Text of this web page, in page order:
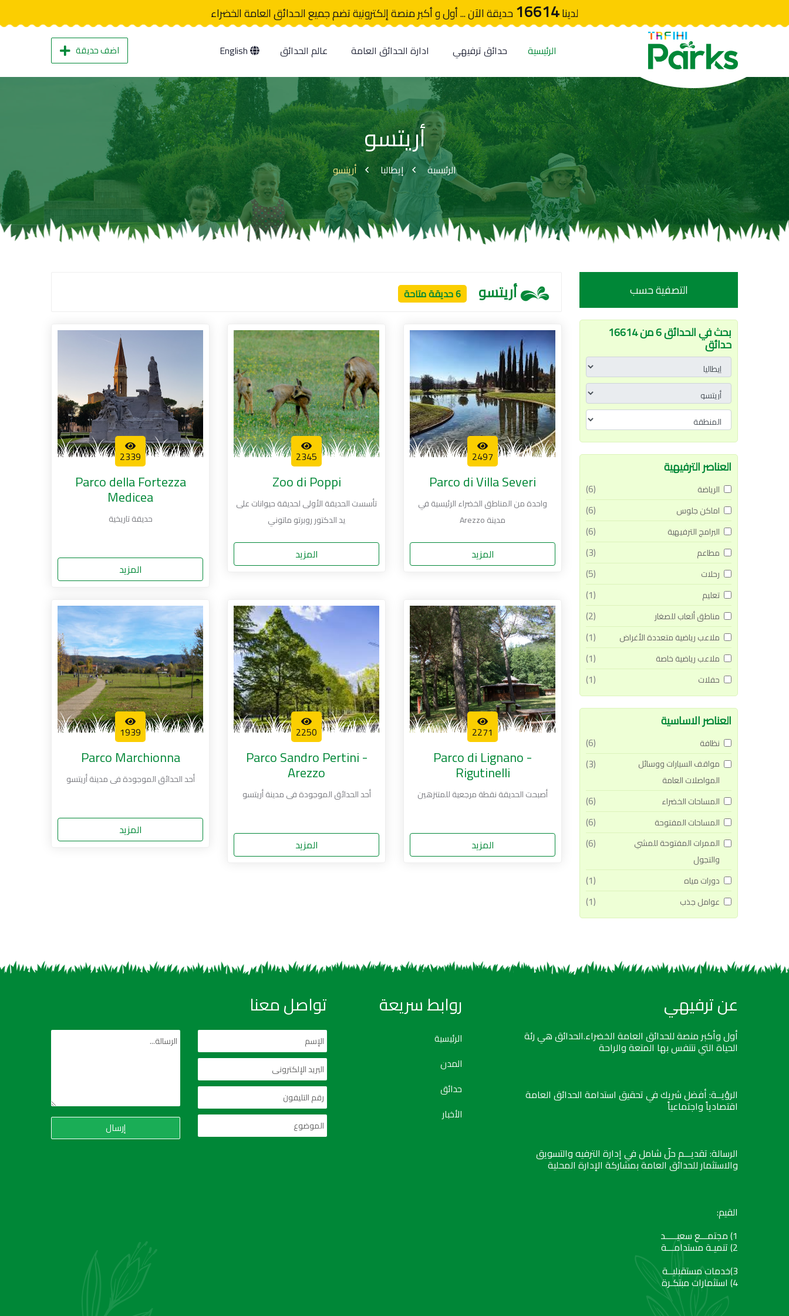
لدينا16614حديقة الآن ... أول و أكبر منصة إلكترونية تضم جميع الحدائق العامة الخضراء
الرئيسية حدائق ترفيهي ادارة الحدائق العامة عالم الحدائق اضف حديقة
أريتسو
الرئيسية إيطاليا أريتسو
التصفية حسب
بحث في الحدائق 6 من 16614
حدائق
العناصر الترفيهية
الرياضة (6)
اماكن جلوس (6)
البرامج الترفيهية (6)
مطاعم (3)
رحلات (5)
تعليم (1)
مناطق ألعاب للصغار (2)
ملاعب رياضية متعددة الأغراض (1)
ملاعب رياضية خاصة (1)
حفلات (1)
العناصر الاساسية
نظافة (6)
مواقف السيارات ووسائل
المواصلات العامة
(3)
المساحات الخضراء (6)
المساحات المفتوحة (6)
الممرات المفتوحة للمشي
والتجول
(6)
دورات مياه (1)
عوامل جذب (1)
أريتسو 6 حديقة متاحة
2497
Parco di Villa Severi
واحدة من المناطق الخضراء الرئيسية في
مدينة Arezzo
المزيد
2345
Zoo di Poppi
تأسست الحديقة الأولى لحديقة حيوانات على
يد الدكتور روبرتو ماتوني
المزيد
2339
Parco della Fortezza
Medicea
حديقة تاريخية
المزيد
2271
Parco di Lignano -
Rigutinelli
أصبحت الحديقة نقطة مرجعية للمتنزهين
المزيد
2250
Parco Sandro Pertini -
Arezzo
أحد الحدائق الموجودة فى مدينة أريتسو
المزيد
1939
Parco Marchionna
أحد الحدائق الموجودة فى مدينة أريتسو
المزيد
عن ترفيهي
أول وأكبر منصة للحدائق العامة الخضراء.الحدائق هي رئة
الحياة التي نتنفس بها المتعة والراحة
الرؤيــة: أفضل شريك في تحقيق استدامة الحدائق العامة
اقتصادياً واجتماعياً
الرسالة: تقديـــم حلّ شامل في إدارة الترفيه والتسويق
والاستثمار للحدائق العامة بمشاركة الإدارة المحلية
القيم:
1) مجتمـــع سعيـــــد
2) تنميـة مستدامـــة
3)خدمات مستقبليــة
4) استثمارات مبتكـرة
روابط سريعة
الرئيسية
المدن
حدائق
الأخبار
تواصل معنا
إرسال